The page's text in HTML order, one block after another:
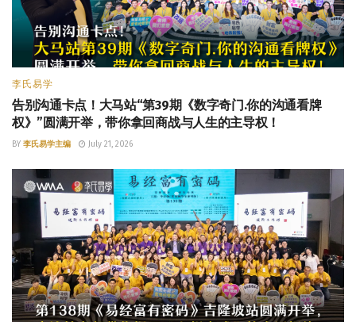
李氏易学
告别沟通卡点！大马站“第39期《数字奇门.你的沟通看牌
权》”圆满开举，带你拿回商战与人生的主导权！
BY 李氏易学主编 July 21, 2026